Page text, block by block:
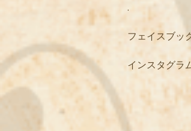
.
フェイスブッ
インスタグラ